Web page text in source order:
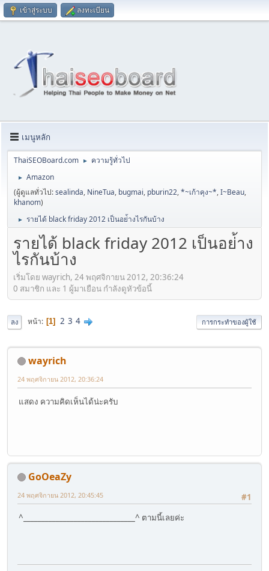
เข้าสู่ระบบ ลงทะเบียน
เมนูหลัก
ThaiSEOBoard.com ► ความรู้ทั่วไป
►
Amazon
(ผู้ดูแลทั่วไป:sealinda, NineTua, bugmai, pburin22,*~เก้าคุง~*,I~Beau,
khanom)
► รายได้ black friday 2012 เป็นอย่้างไรกันบ้าง
รายได้ black friday 2012 เป็นอย่้าง
ไรกันบ้าง
เริ่มโดย wayrich, 24 พฤศจิกายน 2012, 20:36:24
0 สมาชิก และ 1 ผู้มาเยือน กำลังดูหัวข้อนี้
ลง หน้า 1 2 3 4 การกระทำของผู้ใช้
wayrich
24 พฤศจิกายน 2012, 20:36:24
แสดง ความคิดเห็นได้น่ะครับ
GoOeaZy
#1
24 พฤศจิกายน 2012, 20:45:45
^_______________________________^ ตามนี้เลยค่ะ